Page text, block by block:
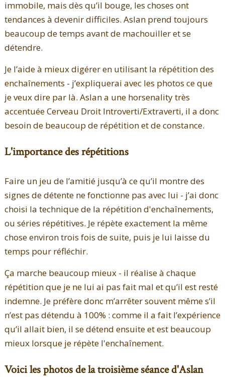
immobile, mais dès qu’il bouge, les choses ont
tendances à devenir difficiles. Aslan prend toujours
beaucoup de temps avant de machouiller et se
détendre.
Je l’aide à mieux digérer en utilisant la répétition des
enchaînements - j’expliquerai avec les photos ce que
je veux dire par là. Aslan a une horsenality très
accentuée Cerveau Droit Introverti/Extraverti, il a donc
besoin de beaucoup de répétition et de constance.
L'importance des répétitions
Faire un jeu de l’amitié jusqu’à ce qu’il montre des
signes de détente ne fonctionne pas avec lui - j’ai donc
choisi la technique de la répétition d'enchaînements,
ou séries répétitives. Je répète exactement la même
chose environ trois fois de suite, puis je lui laisse du
temps pour réfléchir.
Ça marche beaucoup mieux - il réalise à chaque
répétition que je ne lui ai pas fait mal et qu’il est resté
indemne. Je préfère donc m’arrêter souvent même s’il
n’est pas détendu à 100% : comme il a fait l’expérience
qu’il allait bien, il se détend ensuite et est beaucoup
mieux lorsque je répète l'enchaînement.
Voici les photos de la troisième séance d'Aslan